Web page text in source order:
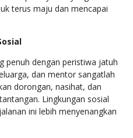
terus maju dan mencapai
penuh dengan peristiwa jatuh
dan mentor sangatlah
dorongan, nasihat, dan
Lingkungan sosial
ini lebih menyenangkan